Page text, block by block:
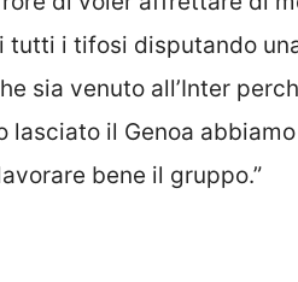
tutti i tifosi disputando
sia venuto all’Inter
lasciato il Genoa
bene il gruppo.”